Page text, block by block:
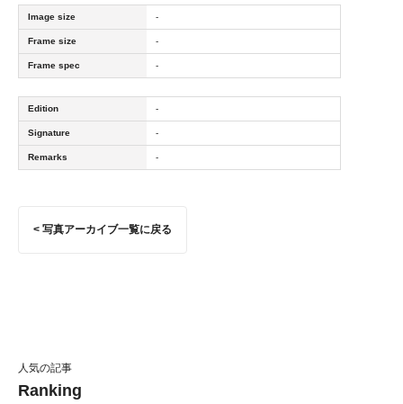
Image size -
Frame size -
Frame spec -
Edition -
Signature -
Remarks -
< 写真アーカイブ一覧に戻る
人気の記事
Ranking